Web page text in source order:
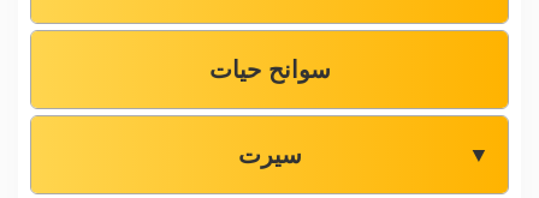
سوانح حیات
سیرت ▼